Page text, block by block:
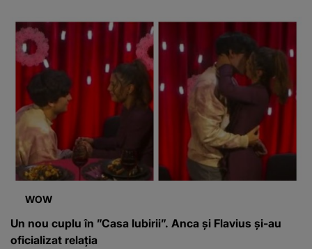
WOW
Un nou cuplu în ”Casa Iubirii”. Anca și Flavius și-au
oficializat relația